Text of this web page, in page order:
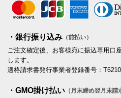
・銀行振り込み （前払い）
ご注文確定後、お客様宛に振込専用口
します。
適格請求書発行事業者登録番号：
・GMO掛け払い （月末締め翌月末請